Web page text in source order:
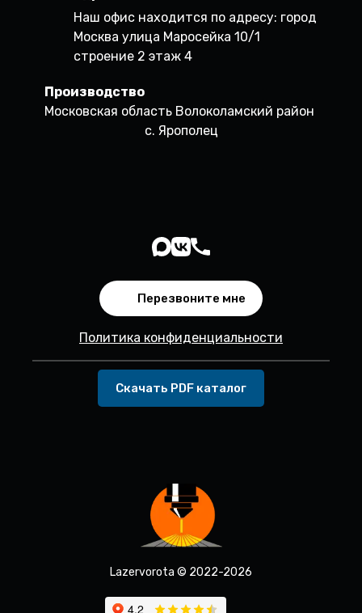
Наш офис находится по адресу: город
Москва улица Маросейка 10/1
строение 2 этаж 4
Производство
Московская область Волоколамский район
с. Ярополец
Перезвоните мне
Политика конфиденциальности
Скачать PDF каталог
Lazervorota © 2022-2026